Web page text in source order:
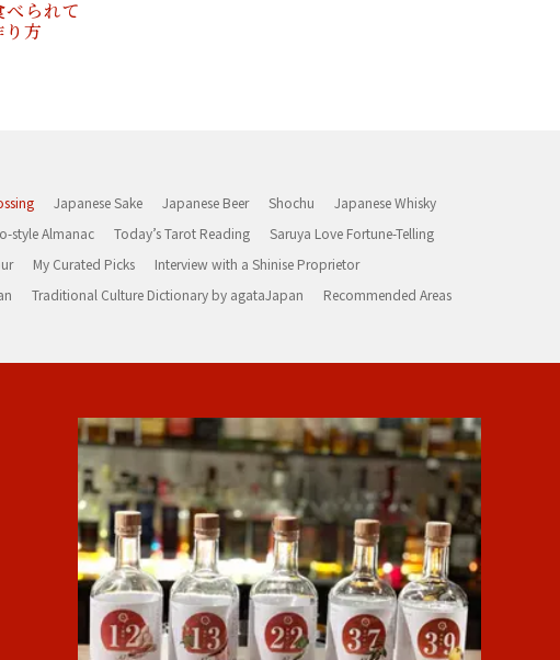
べられて
り方
Japanese Sake Japanese Beer Shochu
Japanese Whisky
style Almanac Today’s Tarot Reading
Saruya Love Fortune-Telling
My Curated Picks
Interview with a Shinise Proprietor
Traditional Culture Dictionary by agataJapan
Recommended Areas